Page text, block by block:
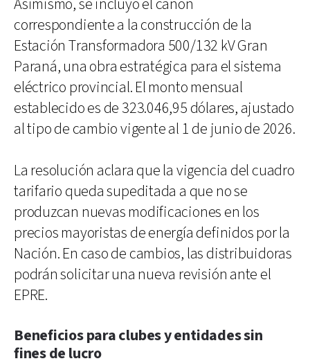
Asimismo, se incluyó el canon
correspondiente a la construcción de la
Estación Transformadora 500/132 kV Gran
Paraná, una obra estratégica para el sistema
eléctrico provincial. El monto mensual
establecido es de 323.046,95 dólares, ajustado
al tipo de cambio vigente al 1 de junio de 2026.
La resolución aclara que la vigencia del cuadro
tarifario queda supeditada a que no se
produzcan nuevas modificaciones en los
precios mayoristas de energía definidos por la
Nación. En caso de cambios, las distribuidoras
podrán solicitar una nueva revisión ante el
EPRE.
Beneficios para clubes y entidades sin
fines de lucro